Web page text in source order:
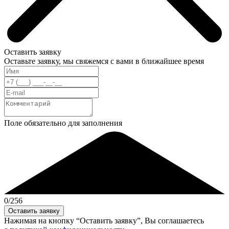
Оставить заявку
Оставьте заявку, мы свяжемся с вами в ближайшее время
Поле обязательно для заполнения
0/256
Нажимая на кнопку “Оставить заявку”, Вы соглашаетесь